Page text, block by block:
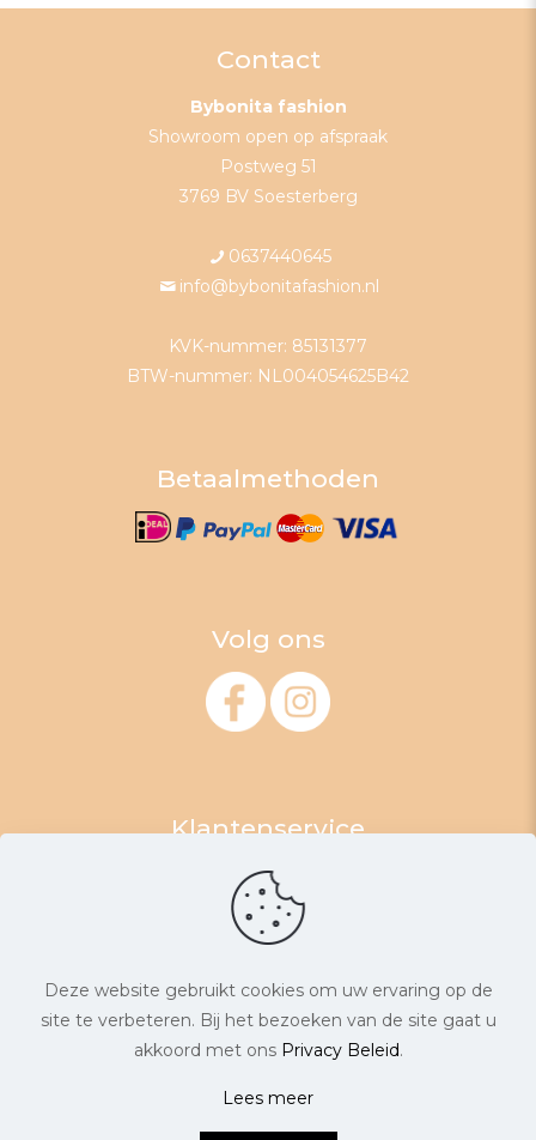
Contact
Bybonita fashion
Showroom open op afspraak
Postweg 51
3769 BV Soesterberg
0637440645
info@bybonitafashion.nl
KVK-nummer: 85131377
BTW-nummer: NL004054625B42
Betaalmethoden
Volg ons
Klantenservice
Algemene Voorwaarden
Retourneren
Levertijd & Verzendkosten
Privacyverklaring
© ByBonita Fashion. Alle rechten voorbehouden. |
Website laten makendoor Chuck's
Deze website gebruikt cookies om uw ervaring op de
site te verbeteren. Bij het bezoeken van de site gaat u
akkoord met ons Privacy Beleid.
Lees meer